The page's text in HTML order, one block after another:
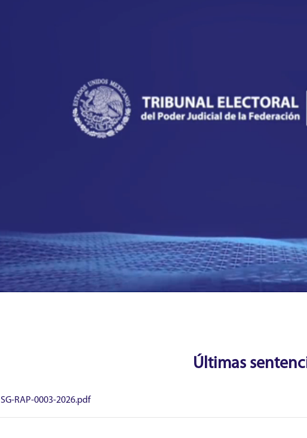
Últimas
SG-RAP-0003-2026.pdf